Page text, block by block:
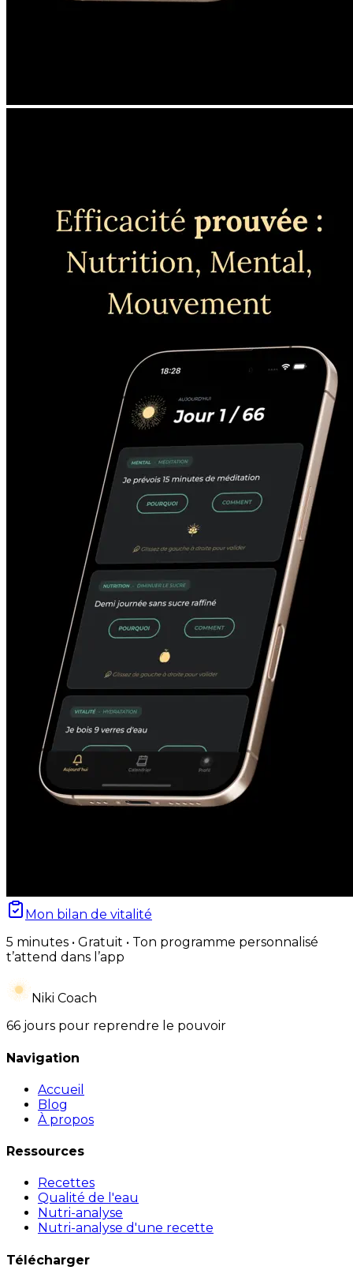
Mon bilan de vitalité
5 minutes • Gratuit • Ton programme personnalisé
t’attend dans l’app
Niki Coach
66 jours pour reprendre le pouvoir
Navigation
Accueil
Blog
À propos
Ressources
Recettes
Qualité de l'eau
Nutri-analyse
Nutri-analyse d'une recette
Télécharger